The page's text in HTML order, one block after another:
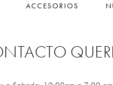
ACCESORIOS